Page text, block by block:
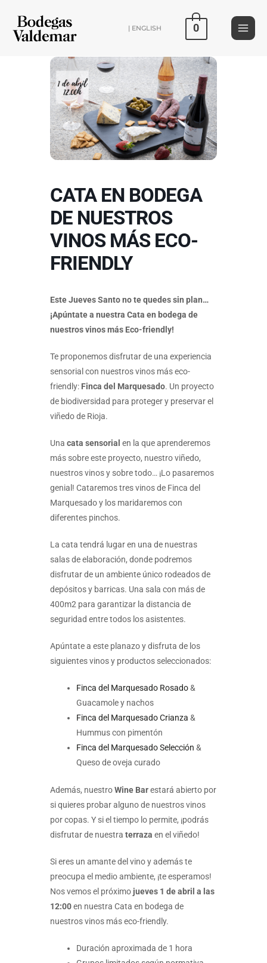
contenido
| ENGLISH 0
CATA EN BODEGA
DE NUESTROS
VINOS MÁS ECO-
FRIENDLY
Este Jueves Santo no te quedes sin plan…
¡Apúntate a nuestra Cata en bodega de
nuestros vinos más Eco-friendly!
Te proponemos disfrutar de una experiencia
sensorial con nuestros vinos más eco-
friendly: Finca del Marquesado. Un proyecto
de biodiversidad para proteger y preservar el
viñedo de Rioja.
Una cata sensorial en la que aprenderemos
más sobre este proyecto, nuestro viñedo,
nuestros vinos y sobre todo… ¡Lo pasaremos
genial! Cataremos tres vinos de Finca del
Marquesado y los maridaremos con
diferentes pinchos.
La cata tendrá lugar en una de nuestras
salas de elaboración, donde podremos
disfrutar de un ambiente único rodeados de
depósitos y barricas. Una sala con más de
400m2 para garantizar la distancia de
seguridad entre todos los asistentes.
Apúntate a este planazo y disfruta de los
siguientes vinos y productos seleccionados:
Finca del Marquesado Rosado&
Guacamole y nachos
Finca del Marquesado Crianza &
Hummus con pimentón
Finca del Marquesado Selección &
Queso de oveja curado
Además, nuestroWine Barestará abierto por
si quieres probar alguno de nuestros vinos
por copas. Y si el tiempo lo permite, ¡podrás
disfrutar de nuestra terraza en el viñedo!
Si eres un amante del vino y además te
preocupa el medio ambiente, ¡te esperamos!
Nos vemos el próximo jueves 1 de abril a las
12:00en nuestra Cata en bodega de
nuestros vinos más eco-friendly.
Duración aproximada de 1 hora